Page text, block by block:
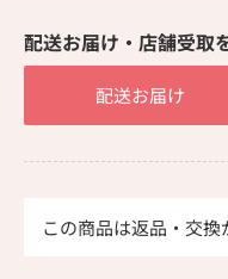
配送お届け・店舗受取
配送お届け
この商品は返品・交換